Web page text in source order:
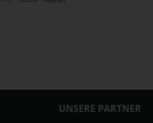
UNSERE PARTNER